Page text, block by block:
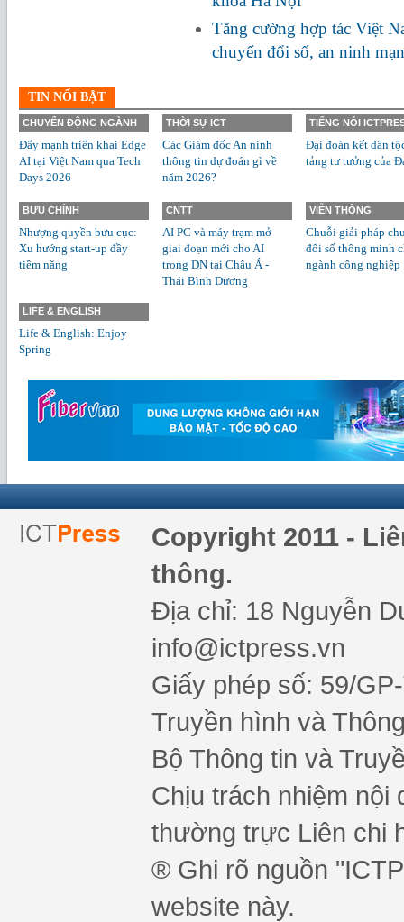
Tăng cường hợp tác Việt
chuyển đổi số, an ninh
TIN NỔI BẬT
CHUYỂN ĐỘNG NGÀNH
Đẩy mạnh triển khai Edge
AI tại Việt Nam qua Tech
Days 2026
THỜI SỰ ICT
Các Giám đốc An ninh
thông tin dự đoán gì về
năm 2026?
TIẾNG NÓI
Đại đoàn kết dân
tảng tư tưởng của
BƯU CHÍNH
Nhượng quyền bưu cục:
Xu hướng start-up đầy
tiềm năng
CNTT
AI PC và máy trạm mở
giai đoạn mới cho AI
trong DN tại Châu Á -
Thái Bình Dương
VIỄN THÔNG
Chuỗi giải pháp
đổi số thông minh
ngành công nghiệp
LIFE & ENGLISH
Life & English: Enjoy
Spring
Copyright 2011 -
thông.
Địa chỉ: 18 Nguyễn
info@ictpress.vn
Giấy phép số: 59/
Truyền hình và
Bộ Thông tin và
Chịu trách nhiệm nội
thường trực Liên chi
® Ghi rõ nguồn
website này.